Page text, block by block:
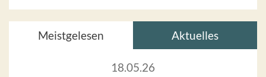
Meistgelesen Aktuelles
18.05.26